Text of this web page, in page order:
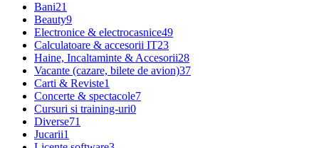
Bani21
Beauty9
Electronice & electrocasnice49
Calculatoare & accesorii IT23
Haine, Incaltaminte & Accesorii28
Vacante (cazare, bilete de avion)37
Carti & Reviste1
Concerte & spectacole7
Cursuri si training-uri0
Diverse71
Jucarii1